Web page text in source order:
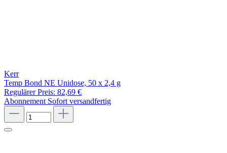
Kerr
Temp Bond NE Unidose, 50 x 2,4 g
Regulärer Preis: 82,69 €
Abonnement Sofort versandfertig